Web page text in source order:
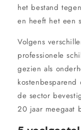
het bestand
en heeft het een
Volgens
professionele
gezien als
de sector
20 jaar meegaat